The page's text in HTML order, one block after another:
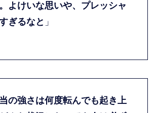
よけいな思いや、プレッシャ
ぎるなと 」
の強さは何度転んでも起き上